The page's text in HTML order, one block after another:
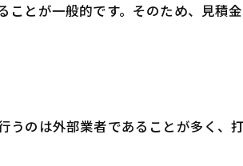
とが一般的です。そのため、見積
のは外部業者であることが多く、